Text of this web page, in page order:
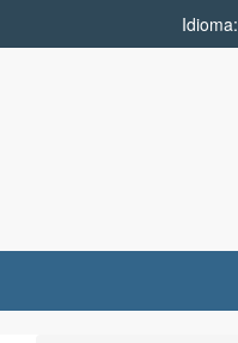
Idioma: